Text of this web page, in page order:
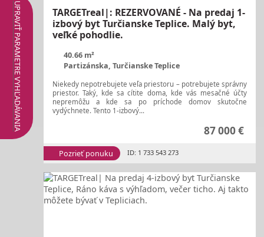
UPRAVIŤ PARAMETRE VYHĽADÁVANIA
TARGETreal|: REZERVOVANÉ - Na predaj 1-
izbový byt Turčianske Teplice. Malý byt,
veľké pohodlie.
40.66 m²
Partizánska, Turčianske Teplice
Niekedy nepotrebujete veľa priestoru – potrebujete správny
priestor. Taký, kde sa cítite doma, kde vás mesačné účty
nepremôžu a kde sa po príchode domov skutočne
vydýchnete. Tento 1-izbový...
87 000 €
Pozrieť ponuku ID: 1 733 543 273